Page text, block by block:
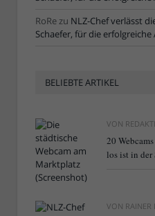
RoRezu NLZ-Chef verlässt
Schaefer, für die erfolgreiche
BELIEBTE ARTIKEL
VON
20
los ist in der
VON RAINER